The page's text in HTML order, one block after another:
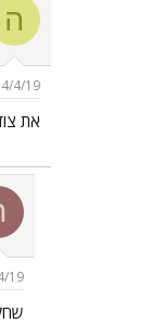
ה
4/19
את
19